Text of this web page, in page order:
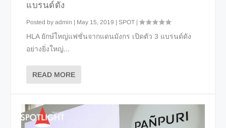
แบรนด์ดัง
Posted byadmin | May 15, 2019 |SPOT |
HLA ยักษ์ใหญ่แฟชั่นจากแดนมังกร เปิดตัว 3 แบรนด์ดัง
อย่างยิ่งใหญ่...
READ MORE